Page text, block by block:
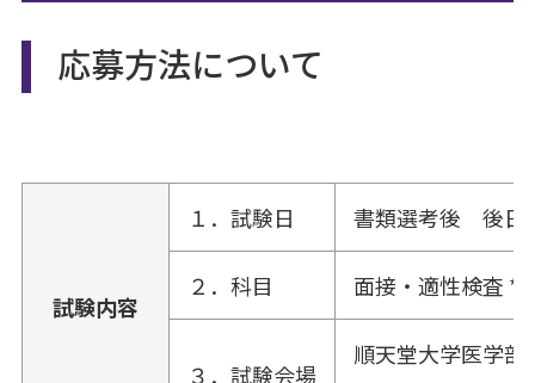
応募方法について
試験内容
１．試験日 書類選考後 後日
２．科目 面接・適性検査 *
３．試験会場
順天堂大学医学